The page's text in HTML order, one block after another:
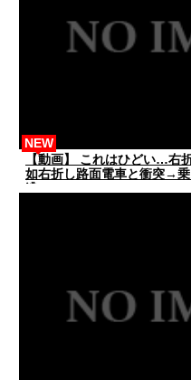
【動画】 これはひどい…右
如右折し路面電車と衝突→
NEW